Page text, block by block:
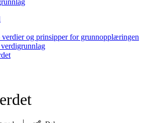
verdier og prinsipper for grunnopplæringen